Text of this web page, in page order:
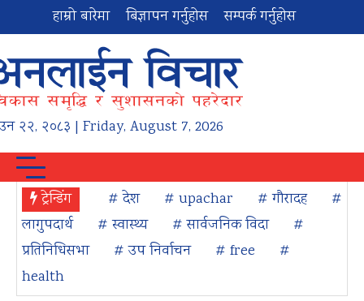
हाम्रो बारेमा बिज्ञापन गर्नुहोस सम्पर्क गर्नुहोस
२२, २०८३ | Friday, August 7, 2026
ट्रेन्डिंग # देश # upachar # गौरादह
#
लागुपदार्थ
# स्वास्थ्य # सार्वजनिक विदा
#
प्रतिनिधिसभा
# उप निर्वाचन # free
#
health